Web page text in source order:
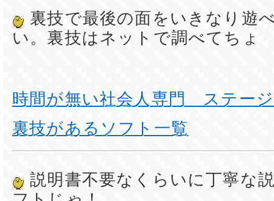
裏技で最後の面をいきなり遊
い。裏技はネットで調べてちょ
時間が無い社会人専門 ステー
裏技があるソフト一覧
説明書不要なくらいに丁寧な